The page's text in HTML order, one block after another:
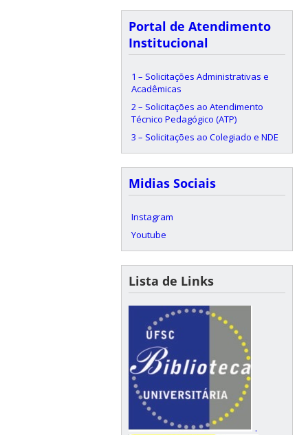
Portal de Atendimento
Institucional
1 – Solicitações Administrativas e
Acadêmicas
2 – Solicitações ao Atendimento
Técnico Pedagógico (ATP)
3 – Solicitações ao Colegiado e NDE
Midias Sociais
Instagram
Youtube
Lista de Links
.